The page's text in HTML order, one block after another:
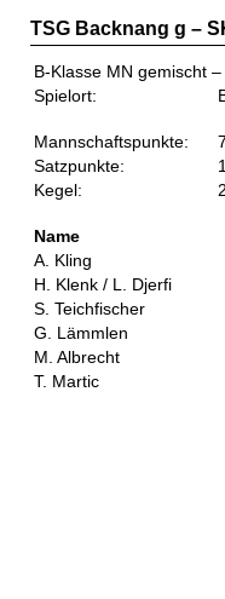
TSG Backnang g –
B-Klasse MN gemischt
Spielort:
Mannschaftspunkte:
Satzpunkte:
Kegel:
Name
A. Kling
H. Klenk / L. Djerfi
S. Teichfischer
G. Lämmlen
M. Albrecht
T. Martic